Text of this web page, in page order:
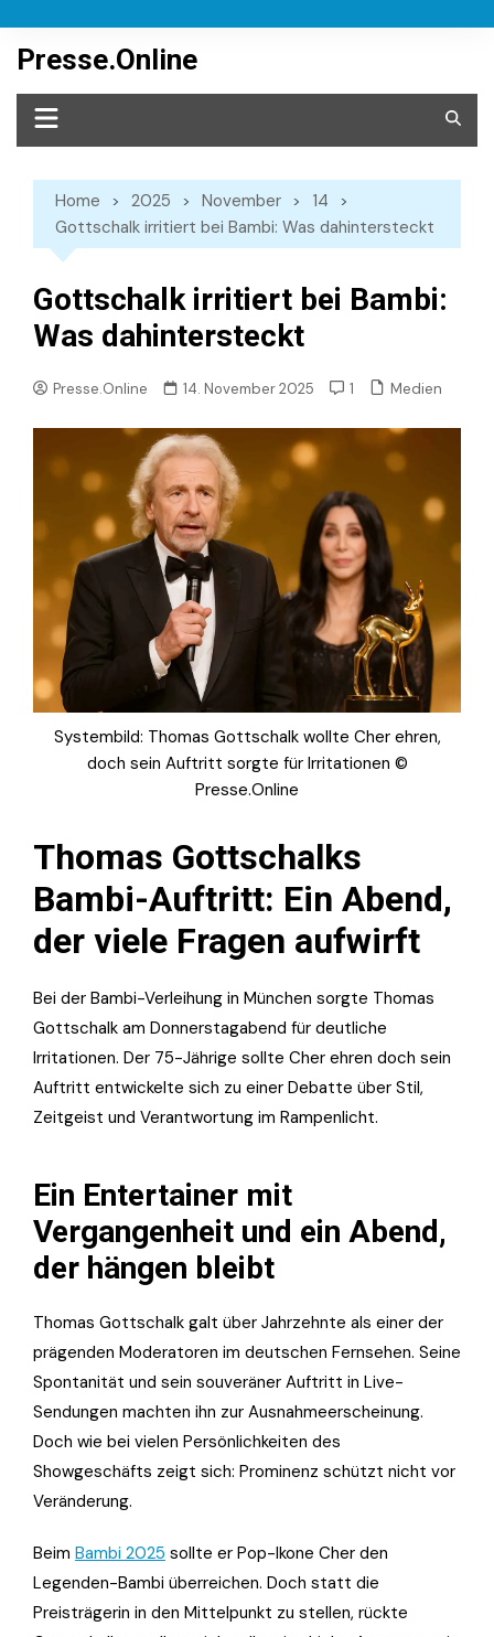
content
Presse.Online
Home 2025 November
14
Gottschalk irritiert bei Bambi: Was dahintersteckt
Gottschalk irritiert bei Bambi:
Was dahintersteckt
Presse.Online 14. November 2025 1 Medien
Systembild: Thomas Gottschalk wollte Cher ehren,
doch sein Auftritt sorgte für Irritationen ©
Presse.Online
Thomas Gottschalks
Bambi-Auftritt: Ein Abend,
der viele Fragen aufwirft
Bei der Bambi-Verleihung in München sorgte Thomas
Gottschalk am Donnerstagabend für deutliche
Irritationen. Der 75-Jährige sollte Cher ehren doch sein
Auftritt entwickelte sich zu einer Debatte über Stil,
Zeitgeist und Verantwortung im Rampenlicht.
Ein Entertainer mit
Vergangenheit und ein Abend,
der hängen bleibt
Thomas Gottschalk galt über Jahrzehnte als einer der
prägenden Moderatoren im deutschen Fernsehen. Seine
Spontanität und sein souveräner Auftritt in Live-
Sendungen machten ihn zur Ausnahmeerscheinung.
Doch wie bei vielen Persönlichkeiten des
Showgeschäfts zeigt sich: Prominenz schützt nicht vor
Veränderung.
Beim Bambi 2025 sollte er Pop-Ikone Cher den
Legenden-Bambi überreichen. Doch statt die
Preisträgerin in den Mittelpunkt zu stellen, rückte